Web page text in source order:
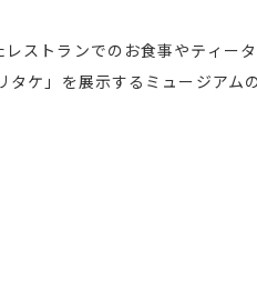
ストランでのお食事やティー
ケ」を展示するミュージアム